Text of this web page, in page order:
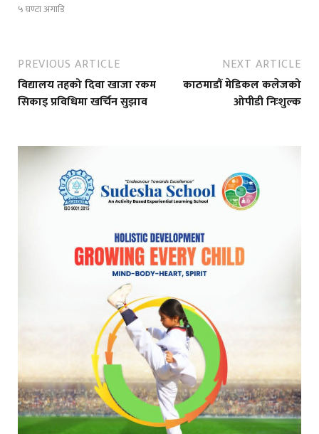
५ घण्टा अगाडि
PREVIOUS ARTICLE
विद्यालय तहको दिवा खाजा रकम
सिकाइ प्रविधिमा खर्चिन सुझाव
NEXT ARTICLE
काठमाडौं मेडिकल कलेजको
ओपीडी निःशुल्क